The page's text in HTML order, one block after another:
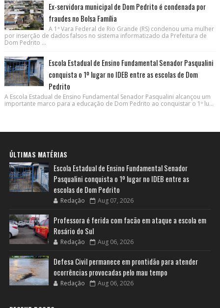
Ex-servidora municipal de Dom Pedrito é condenada por
fraudes no Bolsa Família
A 1ª Vara Federal de Rio Grande (RS) condenou uma mulher
por inserção de dados falsos no sistema informatizado da Prefeitura de
Dom Pedrito ...
Escola Estadual de Ensino Fundamental Senador Pasqualini
conquista o 1º lugar no IDEB entre as escolas de Dom
Pedrito
A Escola Estadual de Ensino Fundamental Senador Pasqualini alcançou um
importante marco para a educação de Dom Pedrito ao conquistar o 1º lu...
ÚLTIMAS MATÉRIAS
Escola Estadual de Ensino Fundamental Senador
Pasqualini conquista o 1º lugar no IDEB entre as
escolas de Dom Pedrito
Redação Aug 07, 2026
Professora é ferida com facão em ataque a escola em
Rosário do Sul
Redação Aug 06, 2026
Defesa Civil permanece em prontidão para atender
ocorrências provocadas pelo mau tempo
Redação Aug 06, 2026